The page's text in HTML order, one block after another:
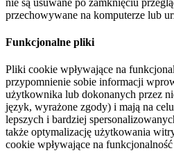
przechowywane na komputerze lub
Funkcjonalne pliki
Pliki cookie wpływające na
przypomnienie sobie informacji
użytkownika lub dokonanych przez
język, wyrażone zgody) i mają na
lepszych i bardziej
także optymalizację użytkowania
cookie wpływające na